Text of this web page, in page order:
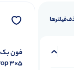
3×5